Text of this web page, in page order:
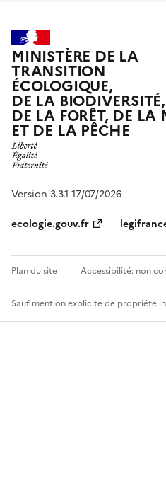
MINISTÈRE DE LA
TRANSITION
ÉCOLOGIQUE,
DE LA BIODIVERSITÉ,
DE LA FORÊT, DE LA
ET DE LA PÊCHE
Version 3.3.1 17/07/2026
ecologie.gouv.fr
Plan du site Accessibilité: non
Sauf mention explicite de propriété